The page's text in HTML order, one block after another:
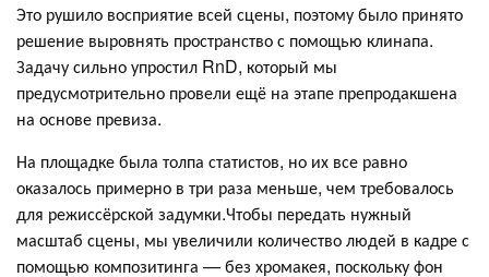
Это рушило восприятие всей сцены, поэтому было принято
решение выровнять пространство с помощью клинапа.
Задачу сильно упростил RnD, который мы
предусмотрительно провели ещё на этапе препродакшена
на основе превиза.
На площадке была толпа статистов, но их все равно
оказалось примерно в три раза меньше, чем требовалось
для режиссёрской задумки.Чтобы передать нужный
масштаб сцены, мы увеличили количество людей в кадре с
помощью композитинга — без хромакея, поскольку фон